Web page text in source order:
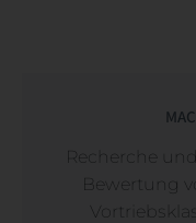
Recherche
Bewertung